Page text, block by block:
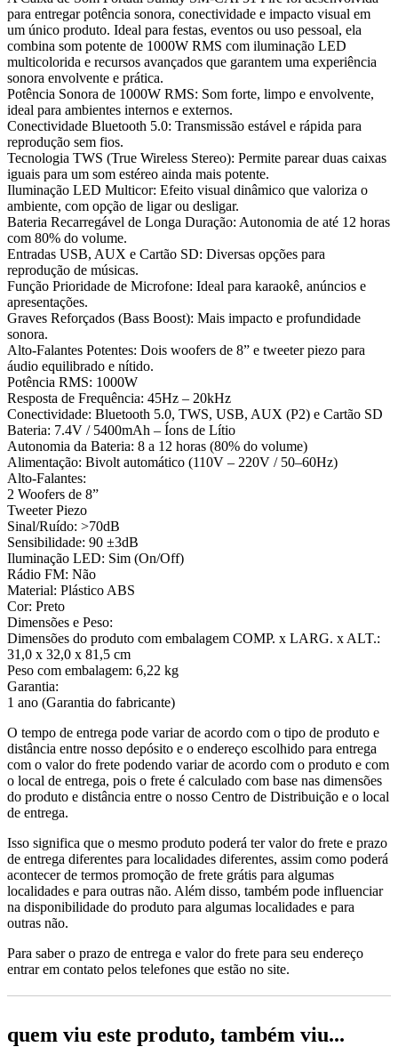
para entregar potência sonora, conectividade e impacto visual em
um único produto. Ideal para festas, eventos ou uso pessoal, ela
combina som potente de 1000W RMS com iluminação LED
multicolorida e recursos avançados que garantem uma experiência
sonora envolvente e prática.
Potência Sonora de 1000W RMS: Som forte, limpo e envolvente,
ideal para ambientes internos e externos.
Conectividade Bluetooth 5.0: Transmissão estável e rápida para
reprodução sem fios.
Tecnologia TWS (True Wireless Stereo): Permite parear duas caixas
iguais para um som estéreo ainda mais potente.
Iluminação LED Multicor: Efeito visual dinâmico que valoriza o
ambiente, com opção de ligar ou desligar.
Bateria Recarregável de Longa Duração: Autonomia de até 12 horas
com 80% do volume.
Entradas USB, AUX e Cartão SD: Diversas opções para
reprodução de músicas.
Função Prioridade de Microfone: Ideal para karaokê, anúncios e
apresentações.
Graves Reforçados (Bass Boost): Mais impacto e profundidade
sonora.
Alto-Falantes Potentes: Dois woofers de 8” e tweeter piezo para
áudio equilibrado e nítido.
Potência RMS: 1000W
Resposta de Frequência: 45Hz – 20kHz
Conectividade: Bluetooth 5.0, TWS, USB, AUX (P2) e Cartão SD
Bateria: 7.4V / 5400mAh – Íons de Lítio
Autonomia da Bateria: 8 a 12 horas (80% do volume)
Alimentação: Bivolt automático (110V – 220V / 50–60Hz)
Alto-Falantes:
2 Woofers de 8”
Tweeter Piezo
Sinal/Ruído: >70dB
Sensibilidade: 90 ±3dB
Iluminação LED: Sim (On/Off)
Rádio FM: Não
Material: Plástico ABS
Cor: Preto
Dimensões e Peso:
Dimensões do produto com embalagem COMP. x LARG. x ALT.:
31,0 x 32,0 x 81,5 cm
Peso com embalagem: 6,22 kg
Garantia:
1 ano (Garantia do fabricante)
O tempo de entrega pode variar de acordo com o tipo de produto e
distância entre nosso depósito e o endereço escolhido para entrega
com o valor do frete podendo variar de acordo com o produto e com
o local de entrega, pois o frete é calculado com base nas dimensões
do produto e distância entre o nosso Centro de Distribuição e o local
de entrega.
Isso significa que o mesmo produto poderá ter valor do frete e prazo
de entrega diferentes para localidades diferentes, assim como poderá
acontecer de termos promoção de frete grátis para algumas
localidades e para outras não. Além disso, também pode influenciar
na disponibilidade do produto para algumas localidades e para
outras não.
Para saber o prazo de entrega e valor do frete para seu endereço
entrar em contato pelos telefones que estão no site.
quem viu este produto, também viu...